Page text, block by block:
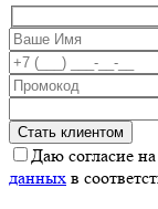
Даю согласие
данных в